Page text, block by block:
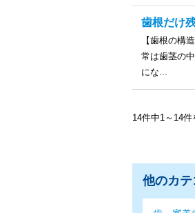
歯根だけ
【歯根の構
常は歯茎の
にな...
14件中1～14件
他のカ